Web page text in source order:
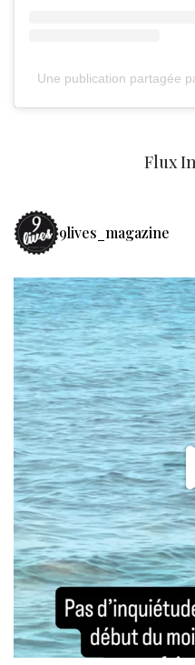
Une publication partagée
Flux
9lives_magazine